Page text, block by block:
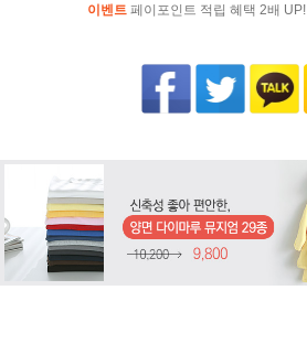
이벤트 페이포인트 적립 혜택 2배 UP!